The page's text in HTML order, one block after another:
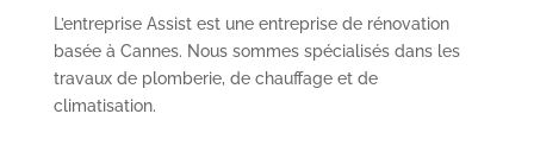
L’entreprise Assist est une entreprise de rénovation
basée à Cannes. Nous sommes spécialisés dans les
travaux de plomberie, de chauffage et de
climatisation.